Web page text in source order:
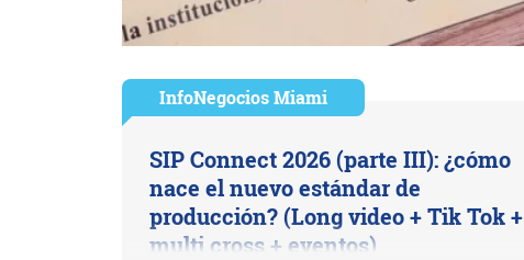
InfoNegocios Miami
SIP Connect 2026 (parte III): ¿cómo
nace el nuevo estándar de
producción? (Long video + Tik Tok +
multi cross + eventos)